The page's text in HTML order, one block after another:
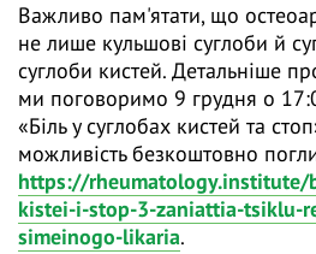
Важливо пам'ятати, що
не лише кульшові суглоби й
суглоби кистей. Детальніше
ми поговоримо 9 грудня о
«Біль у суглобах кистей та
можливість безкоштовно
https://rheumatology.institute/
kistei-i-stop-3-zaniattia-tsiklu-
simeinogo-likaria.